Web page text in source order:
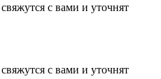
с вами и уточнят
с вами и уточнят